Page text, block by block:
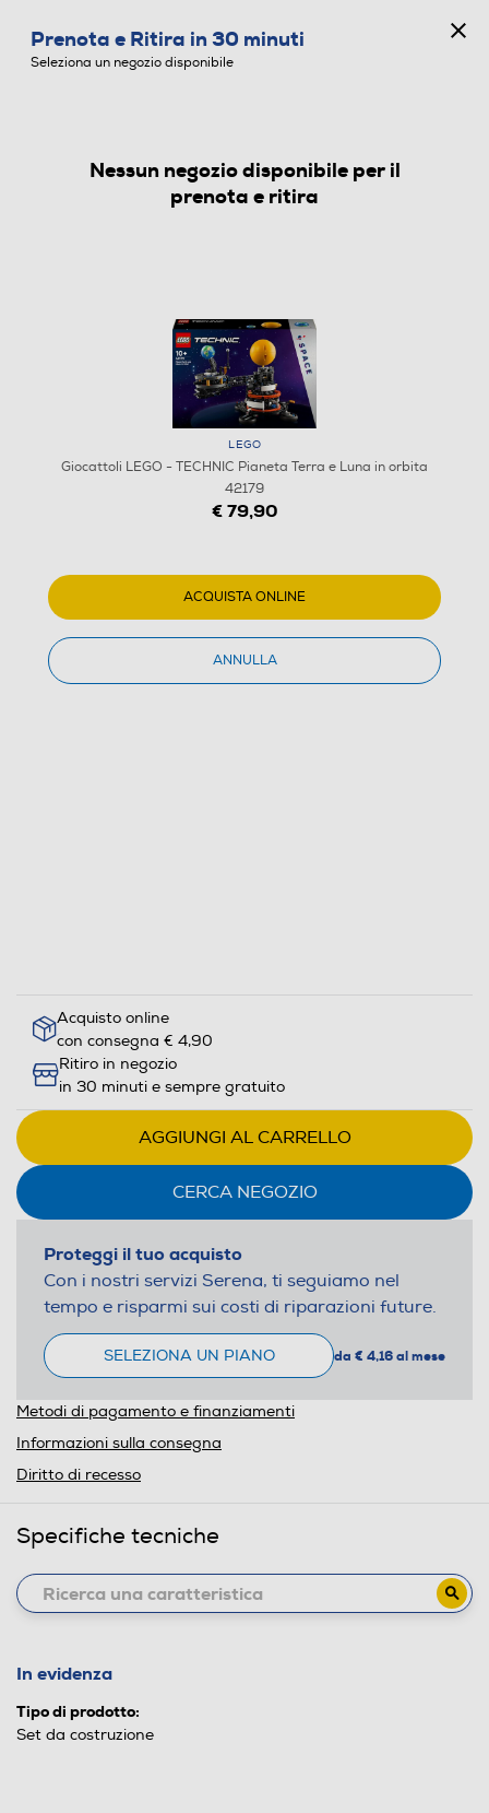
GIOCATTOLI
Acquisto online
con consegna € 4,90
Ritiro in negozio
in 30 minuti e sempre gratuito
AGGIUNGI AL CARRELLO
CERCA NEGOZIO
Proteggi il tuo acquisto
Con i nostri servizi Serena, ti seguiamo nel
tempo e risparmi sui costi di riparazioni future.
SELEZIONA UN PIANO da € 4,16 al mese
Metodi di pagamento e finanziamenti
Informazioni sulla consegna
Diritto di recesso
Specifiche tecniche
In evidenza
Tipo di prodotto:
Set da costruzione
Prenota e Ritira in 30 minuti
Seleziona un negozio disponibile
Nessun negozio disponibile per il
prenota e ritira
LEGO
Giocattoli LEGO - TECHNIC Pianeta Terra e Luna in orbita
42179
€ 79,90
ACQUISTA ONLINE
ANNULLA